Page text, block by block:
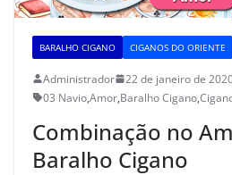
BARALHO CIGANO CIGANOS DO ORIENTE
Administrador
22 de janeiro de
03 Navio,Amor,Baralho Cigano,
Combinação no
Baralho Cigano